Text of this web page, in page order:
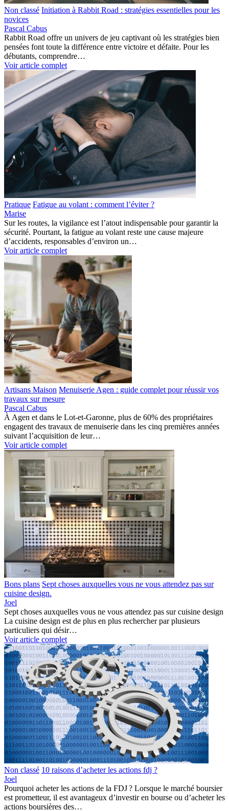
Non classé Initiation à Rabbit Road : stratégies essentielles pour les
novices
Pascal Cabus
Rabbit Road offre un univers de jeu captivant où les stratégies bien
pensées font toute la différence entre victoire et défaite. Pour les
débutants, comprendre…
Voir article complet
Pratique Fatigue au volant : comment l’éviter ?
Marise
Sur les routes, la vigilance est l’atout indispensable pour garantir la
sécurité. Pourtant, la fatigue au volant reste une cause majeure
d’accidents, responsables d’environ un…
Voir article complet
Artisans Maison Menuiserie Agen : guide complet pour réussir vos
travaux sur mesure
Pascal Cabus
À Agen et dans le Lot-et-Garonne, plus de 60% des propriétaires
engagent des travaux de menuiserie dans les cinq premières années
suivant l’acquisition de leur…
Voir article complet
Bons plans Sept choses auxquelles vous ne vous attendez pas sur
cuisine design.
Joel
Sept choses auxquelles vous ne vous attendez pas sur cuisine design
La cuisine design est de plus en plus rechercher par plusieurs
particuliers qui désir…
Voir article complet
Non classé 10 raisons d’acheter les actions fdj ?
Joel
Pourquoi acheter les actions de la FDJ ? Lorsque le marché boursier
est prometteur, il est avantageux d’investir en bourse ou d’acheter les
actions boursières des…